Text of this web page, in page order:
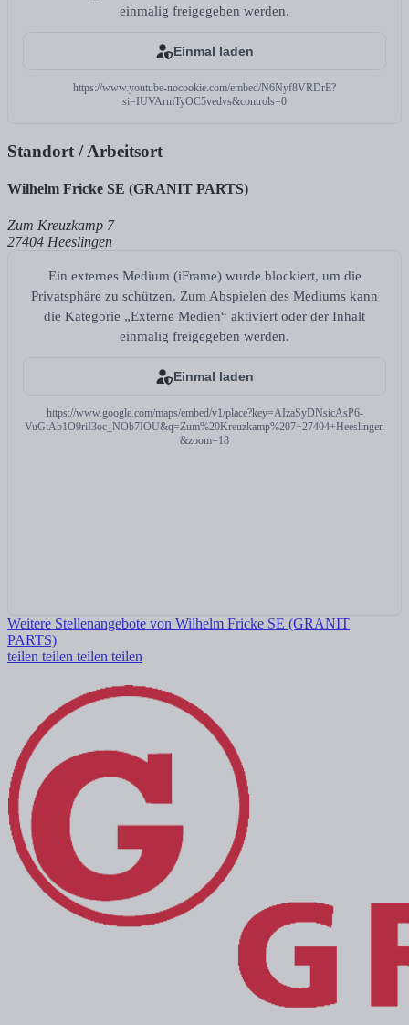
einmalig freigegeben werden.
Einmal laden
https://www.youtube-nocookie.com/embed/N6Nyf8VRDrE?
si=IUVArmTyOC5vedvs&controls=0
Standort / Arbeitsort
Wilhelm Fricke SE (GRANIT PARTS)
Zum Kreuzkamp 7
27404 Heeslingen
Ein externes Medium (iFrame) wurde blockiert, um die
Privatsphäre zu schützen. Zum Abspielen des Mediums kann
die Kategorie „Externe Medien“ aktiviert oder der Inhalt
einmalig freigegeben werden.
Einmal laden
https://www.google.com/maps/embed/v1/place?key=AIzaSyDNsicAsP6-
VuGtAb1O9riI3oc_NOb7IOU&q=Zum%20Kreuzkamp%207+27404+Heeslingen
&zoom=18
Weitere Stellenangebote von Wilhelm Fricke SE (GRANIT
PARTS)
teilen teilen teilen teilen